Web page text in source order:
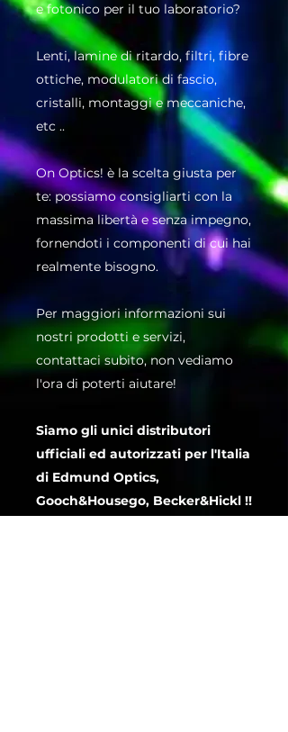
e fotonico per il tuo laboratorio?
Lenti, lamine di ritardo, filtri, fibre
ottiche, modulatori di fascio,
cristalli, montaggi e meccaniche,
etc ..
On Optics! è la scelta giusta per
te: possiamo consigliarti con la
massima libertà e senza impegno,
fornendoti i componenti di cui hai
realmente bisogno.
Per maggiori informazioni sui
nostri prodotti e servizi,
contattaci subito, non vediamo
l'ora di poterti aiutare!
Siamo gli unici distributori
ufficiali ed autorizzati per l'Italia
di Edmund Optics,
Gooch&Housego, Becker&Hickl !!